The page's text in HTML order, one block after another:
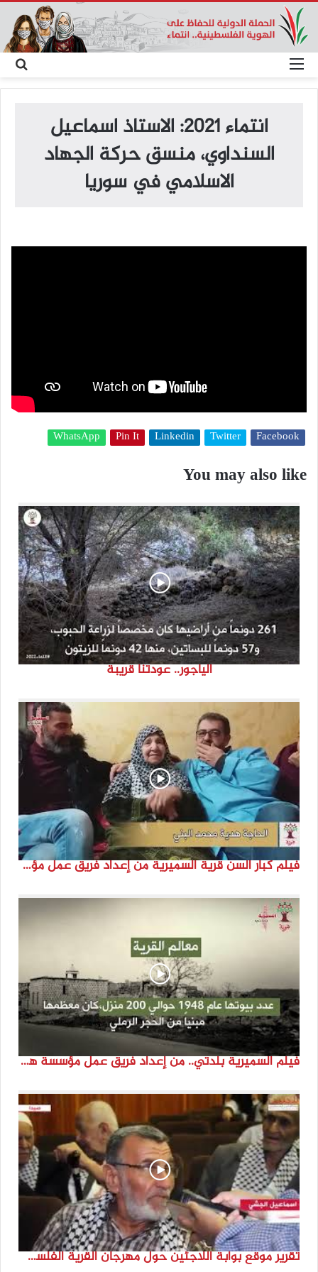
عن
انتماء 2021: الاستاذ اسماعيل
السنداوي، منسق حركة الجهاد
الاسلامي في سوريا
Facebook
Twitter
Linkedin
Pin It
WhatsApp
You may also like
الياجور.. عودتنا قريبة
فيلم كبار السن قرية السميرية من إعداد فريق عمل مؤسسة هوية
فيلم السميرية بلدتي.. من إعداد فريق عمل مؤسسة هوية
تقرير موقع بوابة اللاجئين حول مهرجان القرية الفلسطينية ( السميرية بلدتي)